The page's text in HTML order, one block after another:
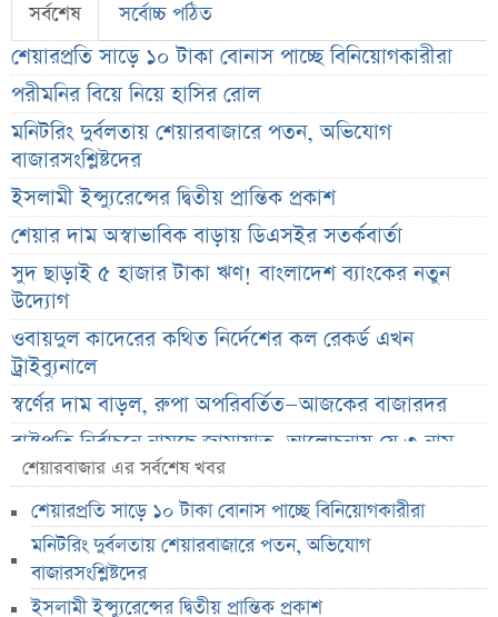
সর্বশেষ সর্বোচ্চ পঠিত
শেয়ারপ্রতি সাড়ে ১০ টাকা বোনাস পাচ্ছে বিনিয়োগকারীরা
পরীমনির বিয়ে নিয়ে হাসির রোল
মনিটরিং দুর্বলতায় শেয়ারবাজারে পতন, অভিযোগ
বাজারসংশ্লিষ্টদের
ইসলামী ইন্স্যুরেন্সের দ্বিতীয় প্রান্তিক প্রকাশ
শেয়ার দাম অস্বাভাবিক বাড়ায় ডিএসইর সতর্কবার্তা
সুদ ছাড়াই ৫ হাজার টাকা ঋণ! বাংলাদেশ ব্যাংকের নতুন
উদ্যোগ
ওবায়দুল কাদেরের কথিত নির্দেশের কল রেকর্ড এখন
ট্রাইব্যুনালে
স্বর্ণের দাম বাড়ল, রুপা অপরিবর্তিত—আজকের বাজারদর
রাষ্ট্রপতি নির্বাচনে নামছে জামায়াত, আলোচনায় যে ৩ নাম
দেবকে কটাক্ষ করে জিতের মন্তব্য
বাংলাদেশ-ভারত সম্পর্কে নতুন সমীকরণ
জিএসপি ইনভেস্টমেন্টের হিসাব-লেনদেন খতিয়ে দেখবে
বিএসইসি
শেয়ারবাজার এর সর্বশেষ খবর
শেয়ারপ্রতি সাড়ে ১০ টাকা বোনাস পাচ্ছে বিনিয়োগকারীরা
মনিটরিং দুর্বলতায় শেয়ারবাজারে পতন, অভিযোগ
বাজারসংশ্লিষ্টদের
ইসলামী ইন্স্যুরেন্সের দ্বিতীয় প্রান্তিক প্রকাশ